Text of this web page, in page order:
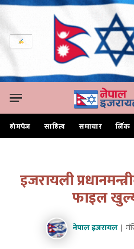
होमपेज साहित्य समाचार लिंक
इजरायली
फाइल
नेपाल इजरायल